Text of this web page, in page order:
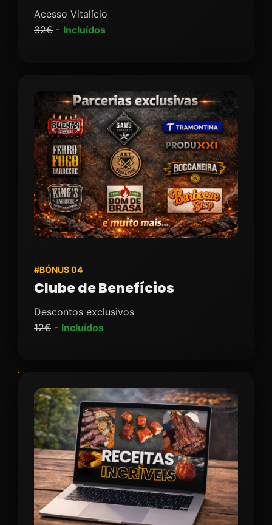
Acesso Vitalício
32€ - Incluídos
#BÓNUS 04
Clube de Benefícios
Descontos exclusivos
12€ - Incluídos